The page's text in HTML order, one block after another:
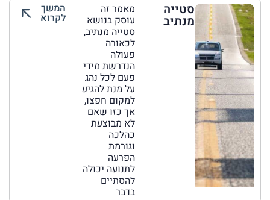
סטייה
מנתיב
מאמר זה
עוסק בנושא
סטייה מנתיב,
לכאורה
פעולה
הנדרשת מידי
פעם לכל נהג
על מנת להגיע
למקום חפצו,
אך כזו שאם
לא מבוצעת
כהלכה
וגורמת
הפרעה
לתנועה יכולה
להסתיים
בדבר
המשך
לקרוא